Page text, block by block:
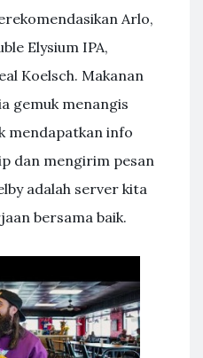
Arlo,
Elysium IPA,
Koelsch. Makanan
gemuk menangis
mendapatkan info
dan mengirim pesan
adalah server kita
bersama baik.